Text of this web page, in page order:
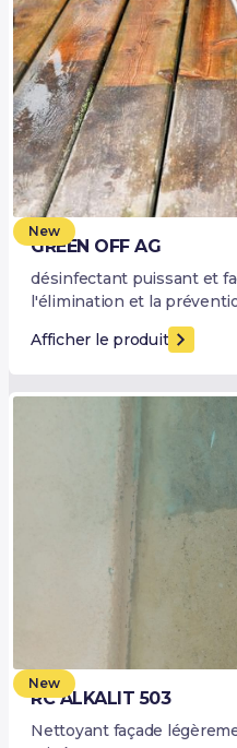
New
GREEN OFF AG
désinfectant puissant et
l'élimination et la
Afficher le produit
New
RC ALKALIT 503
Nettoyant façade